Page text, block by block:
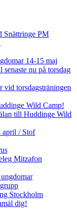
Snättringe PM
14-15 maj
nu på torsdag
vid torsdagsträningen
Wild Camp!
till Huddinge Wild
april / Stof
Mitzafon
Stockholm
dig!